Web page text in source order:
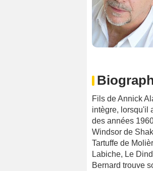
Fils de Annick
intègre, lorsqu'il
des années
Windsor de
Tartuffe de
Labiche, Le
Bernard trouve